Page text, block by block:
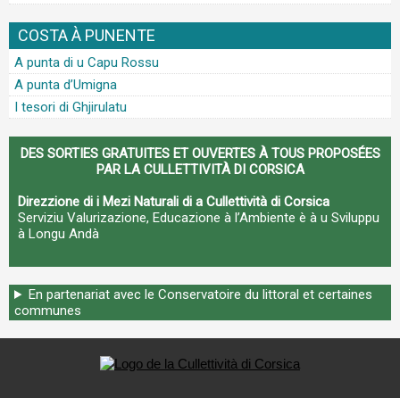
COSTA À PUNENTE
A punta di u Capu Rossu
A punta d’Umigna
I tesori di Ghjirulatu
DES SORTIES GRATUITES ET OUVERTES À TOUS PROPOSÉES
PAR LA CULLETTIVITÀ DI CORSICA
Direzzione di i Mezi Naturali di a Cullettività di Corsica
Serviziu Valurizazione, Educazione à l’Ambiente è à u Sviluppu
à Longu Andà
En partenariat avec le Conservatoire du littoral et certaines
communes